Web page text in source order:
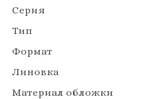
Серия
Тип
Формат
Линовка
Материал обложки